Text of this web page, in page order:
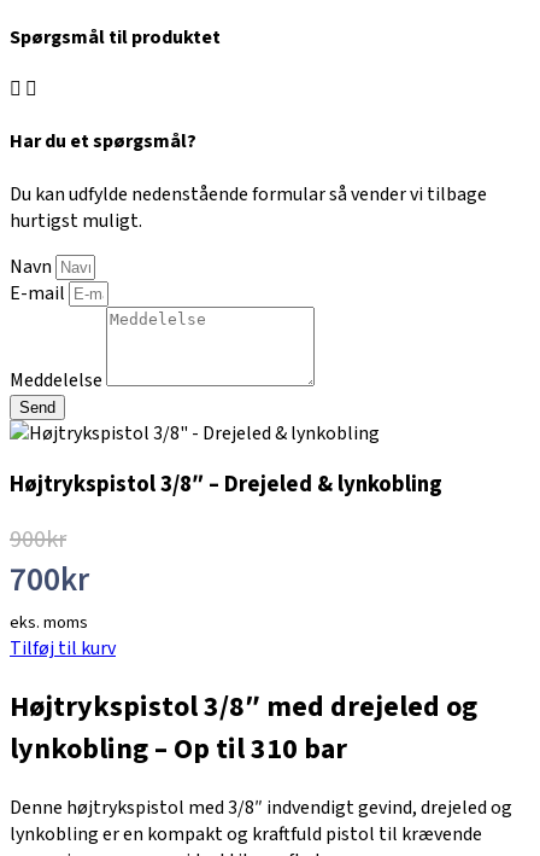
Spørgsmål til produktet
Har du et spørgsmål?
Du kan udfylde nedenstående formular så vender vi tilbage
hurtigst muligt.
Navn
E-mail
Meddelelse
Send
Højtrykspistol 3/8″ – Drejeled & lynkobling
900kr
700kr
eks. moms
Tilføj til kurv
Højtrykspistol 3/8″ med drejeled og
lynkobling – Op til 310 bar
Denne højtrykspistol med 3/8″ indvendigt gevind, drejeled og
lynkobling er en kompakt og kraftfuld pistol til krævende